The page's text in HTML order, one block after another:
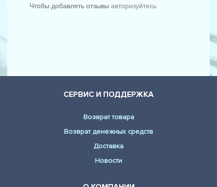
Чтобы добавлять отзывы авторизуйтесь
СЕРВИС И ПОДДЕРЖКА
Возврат товара
Возврат денежных средств
Доставка
Новости